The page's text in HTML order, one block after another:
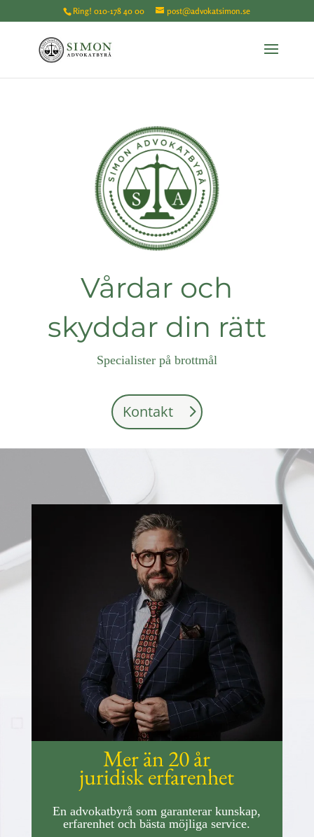
Ring!010-178 40 00 post@advokatsimon.se
Vårdar och
skyddar din rätt
Specialister på brottmål
Kontakt
Mer än 20 år
juridiskerfarenhet
En advokatbyrå som garanterar kunskap,
erfarenhet och bästa möjliga service.